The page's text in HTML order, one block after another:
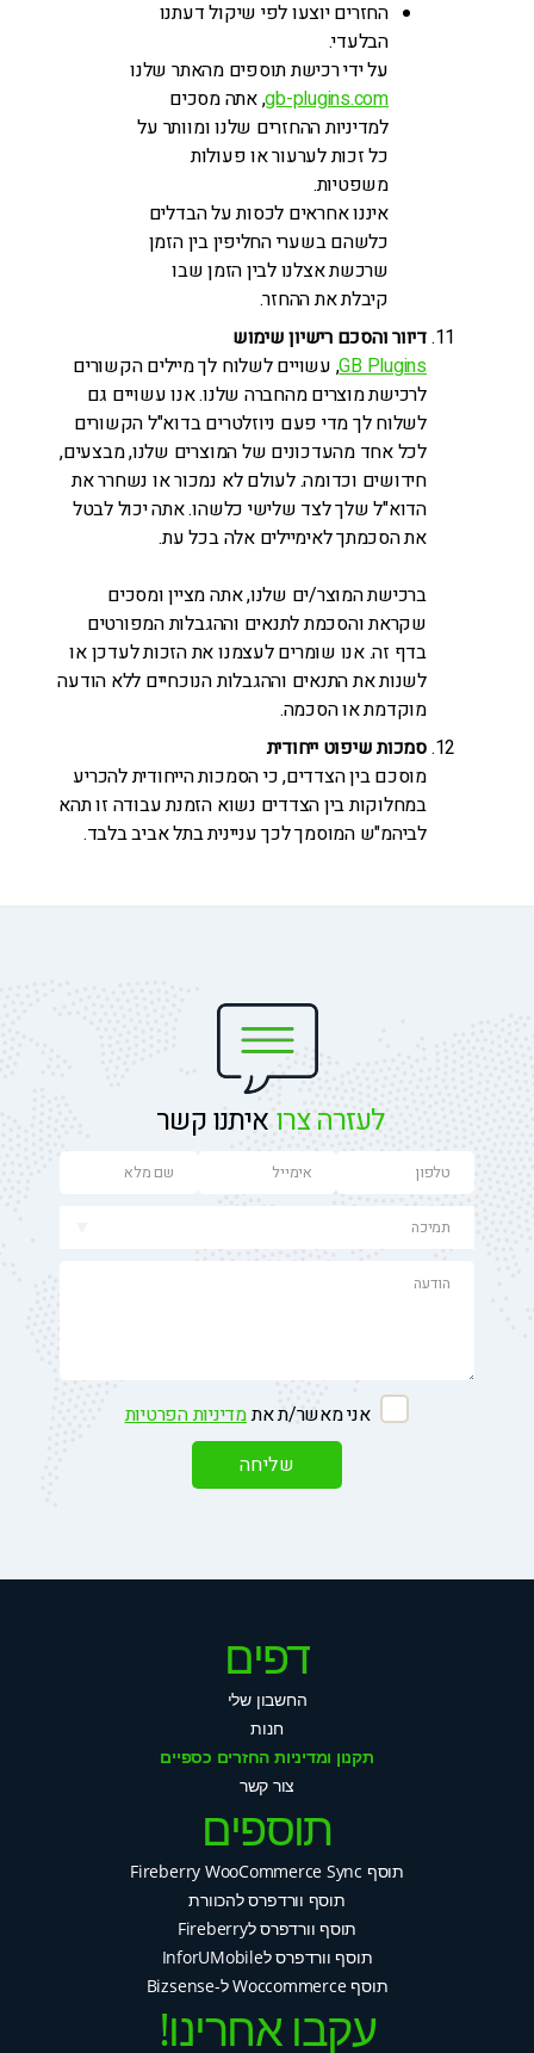
החזרים יוצעו לפי שיקול דעתנו
הבלעדי.
על ידי רכישת תוספים מהאתר שלנו
gb-plugins.com, אתה מסכים
למדיניות ההחזרים שלנו ומוותר על
כל זכות לערעור או פעולות
משפטיות.
איננו אחראים לכסות על הבדלים
כלשהם בשערי החליפין בין הזמן
שרכשת אצלנו לבין הזמן שבו
קיבלת את ההחזר.
דיוור והסכם רישיון שימוש
GB Plugins, עשויים לשלוח לך מיילים הקשורים
לרכישת מוצרים מהחברה שלנו. אנו עשויים גם
לשלוח לך מדי פעם ניוזלטרים בדוא"ל הקשורים
לכל אחד מהעדכונים של המוצרים שלנו, מבצעים,
חידושים וכדומה. לעולם לא נמכור או נשחרר את
הדוא"ל שלך לצד שלישי כלשהו. אתה יכול לבטל
את הסכמתך לאימיילים אלה בכל עת.
ברכישת המוצר/ים שלנו, אתה מציין ומסכים
שקראת והסכמת לתנאים וההגבלות המפורטים
בדף זה. אנו שומרים לעצמנו את הזכות לעדכן או
לשנות את התנאים וההגבלות הנוכחיים ללא הודעה
מוקדמת או הסכמה.
סמכות שיפוט ייחודית
מוסכם בין הצדדים, כי הסמכות הייחודית להכריע
במחלוקות בין הצדדים נשוא הזמנת עבודה זו תהא
לביהמ"ש המוסמך לכך עניינית בתל אביב בלבד.
לעזרה צרו איתנו קשר
אני מאשר/ת אתמדיניות הפרטיות
דפים
החשבון שלי
חנות
תקנון ומדיניות החזרים כספיים
צור קשר
תוספים
תוסף Fireberry WooCommerce Sync
תוסף וורדפרס להכוורת
תוסף וורדפרס לFireberry
תוסף וורדפרס לInforUMobile
תוסף Woccommerce ל-Bizsense
עקבו אחרינו!